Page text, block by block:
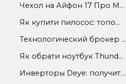
Чехол на Айфон 17 Про М...
Як купити пилосос: топо...
Технологический брокер ...
Як обрати ноутбук Thund...
Инверторы Deye: получит...